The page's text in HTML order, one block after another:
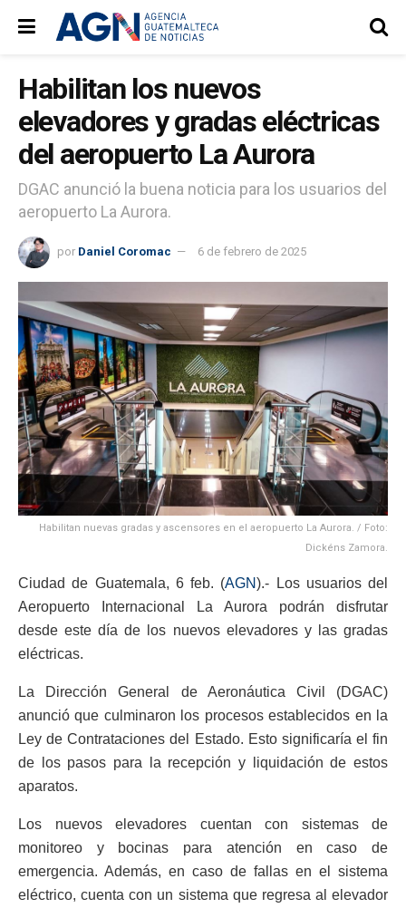
Habilitan los nuevos
elevadores y gradas eléctricas
del aeropuerto La Aurora
DGAC anunció la buena noticia para los usuarios del
aeropuerto La Aurora.
por Daniel Coromac 6 de febrero de 2025
Habilitan nuevas gradas y ascensores en el aeropuerto La Aurora. / Foto:
Dickéns Zamora.
Ciudad de Guatemala, 6 feb. (AGN).- Los usuarios del
Aeropuerto Internacional La Aurora podrán disfrutar
desde este día de los nuevos elevadores y las gradas
eléctricas.
La Dirección General de Aeronáutica Civil (DGAC)
anunció que culminaron los procesos establecidos en la
Ley de Contrataciones del Estado. Esto significaría el fin
de los pasos para la recepción y liquidación de estos
aparatos.
Los nuevos elevadores cuentan con sistemas de
monitoreo y bocinas para atención en caso de
emergencia. Además, en caso de fallas en el sistema
eléctrico, cuenta con un sistema que regresa al elevador